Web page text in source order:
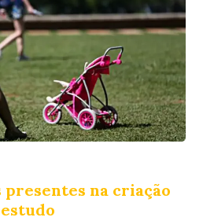
presentes na criação